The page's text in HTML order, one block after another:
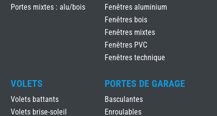
Portes mixtes : alu/bois
Fenêtres aluminium
Fenêtres bois
Fenêtres mixtes
Fenêtres PVC
Fenêtres technique
VOLETS
Volets battants
Volets brise-soleil
PORTES DE GARAGE
Basculantes
Enroulables